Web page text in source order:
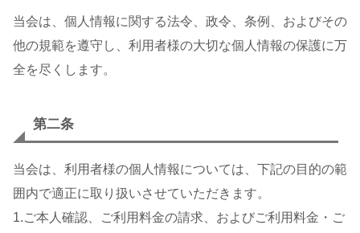
当会は、個人情報に関する法令、政令、条例、およびその
他の規範を遵守し、利用者様の大切な個人情報の保護に万
全を尽くします。
第二条
当会は、利用者様の個人情報については、下記の目的の範
囲内で適正に取り扱いさせていただきます。
1.ご本人確認、ご利用料金の請求、およびご利用料金・ご